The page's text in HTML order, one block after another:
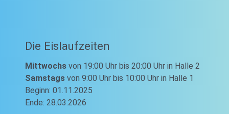
Die Eislaufzeiten
Mittwochs von 19:00 Uhr bis 20:00 Uhr in Halle 2
Samstags von 9:00 Uhr bis 10:00 Uhr in Halle 1
Beginn: 01.11.2025
Ende: 28.03.2026